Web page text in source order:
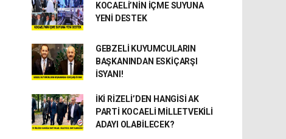
KOCAELİ’NİN İÇME SUYUNA
YENİ DESTEK
GEBZELİ KUYUMCULARIN
BAŞKANINDAN ESKİÇARŞI
İSYANI!
İKİ RİZELİ’DEN HANGİSİ AK
PARTİ KOCAELİ MİLLETVEKİLİ
ADAYI OLABİLECEK?